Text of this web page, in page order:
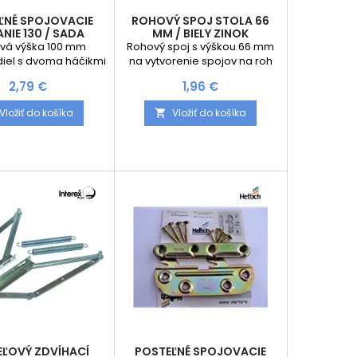
SPOJOVACIE
130 / SADA
výška 100 mm
s dvoma háčikmi
postele Oceľ
na modro
Cena
2,79 €
Vložiť do košíka
ROHOVÝ SPOJ STOLA 66
MM / BIELY ZINOK
Rohový spoj s výškou 66 mm
na vytvorenie spojov na roh
Cena
1,96 €
 Vložiť do košíka
ZDVÍHACÍ
POSTEĽNÉ SPOJOVACIE